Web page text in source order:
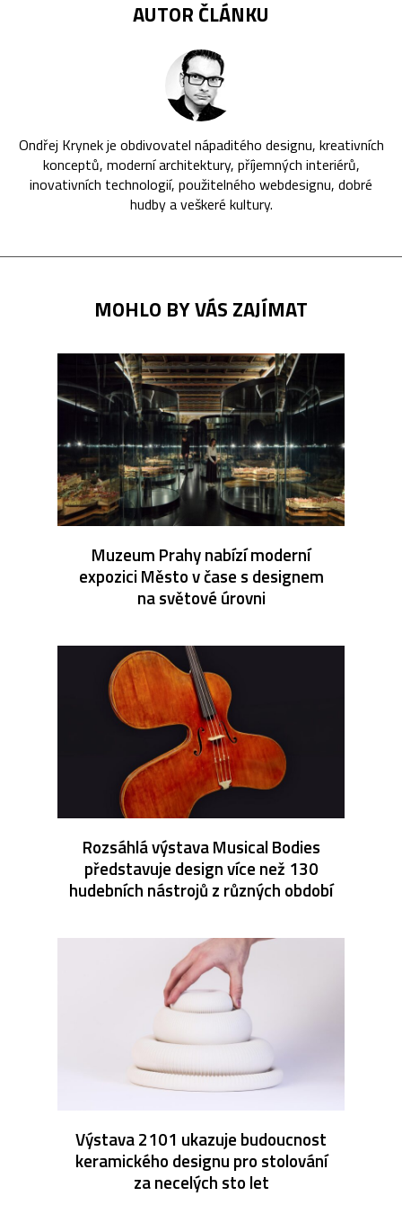
AUTOR ČLÁNKU
Ondřej Krynek je obdivovatel nápaditého designu, kreativních
konceptů, moderní architektury, příjemných interiérů,
inovativních technologií, použitelného webdesignu, dobré
hudby a veškeré kultury.
MOHLO BY VÁS ZAJÍMAT
Muzeum Prahy nabízí moderní
expozici Město v čase s designem
na světové úrovni
Rozsáhlá výstava Musical Bodies
představuje design více než 130
hudebních nástrojů z různých období
Výstava 2101 ukazuje budoucnost
keramického designu pro stolování
za necelých sto let